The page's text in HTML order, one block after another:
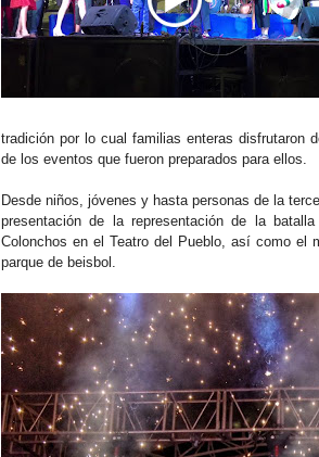
tradición por lo cual familias enteras disfrutaron
de los eventos que fueron preparados para ellos.
Desde niños, jóvenes y hasta personas de la
presentación de la representación de la
Colonchos en el Teatro del Pueblo, así como el
parque de beisbol.